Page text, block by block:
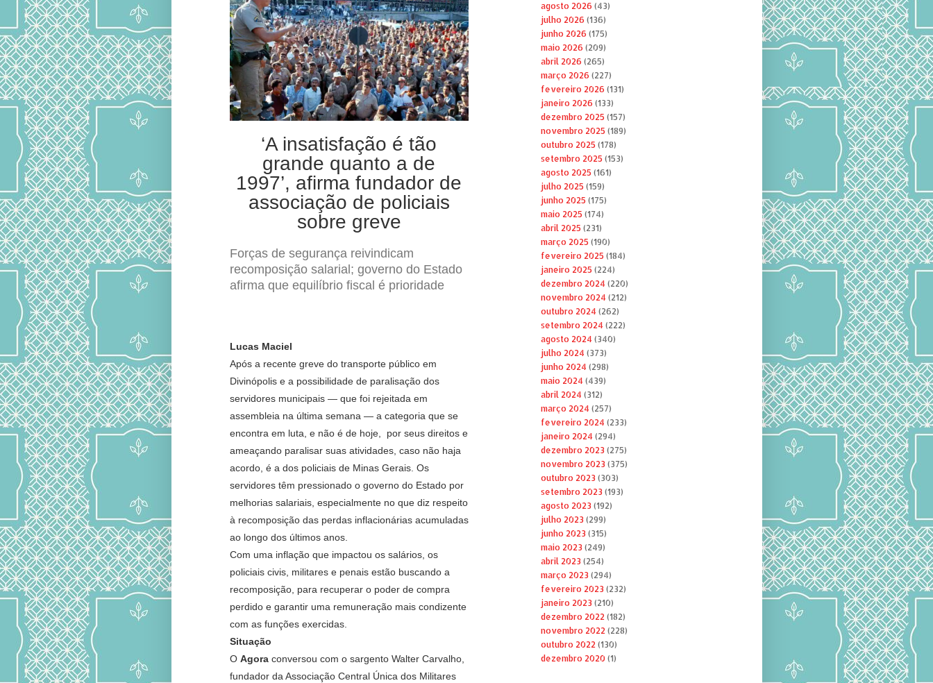
‘A insatisfação é tão
grande quanto a de
1997’, afirma fundador de
associação de policiais
sobre greve
Forças de segurança reivindicam
recomposição salarial; governo do Estado
afirma que equilíbrio fiscal é prioridade
Lucas Maciel
Após a recente greve do transporte público em
Divinópolis e a possibilidade de paralisação dos
servidores municipais — que foi rejeitada em
assembleia na última semana — a categoria que se
encontra em luta, e não é de hoje, por seus direitos e
ameaçando paralisar suas atividades, caso não haja
acordo, é a dos policiais de Minas Gerais. Os
servidores têm pressionado o governo do Estado por
melhorias salariais, especialmente no que diz respeito
à recomposição das perdas inflacionárias acumuladas
ao longo dos últimos anos.
Com uma inflação que impactou os salários, os
policiais civis, militares e penais estão buscando a
recomposição, para recuperar o poder de compra
perdido e garantir uma remuneração mais condizente
com as funções exercidas.
Situação
O Agora conversou com o sargento Walter Carvalho,
fundador da Associação Central Única dos Militares
agosto 2026 (43)
julho 2026 (136)
junho 2026 (175)
maio 2026 (209)
abril 2026 (265)
março 2026 (227)
fevereiro 2026 (131)
janeiro 2026 (133)
dezembro 2025 (157)
novembro 2025 (189)
outubro 2025 (178)
setembro 2025 (153)
agosto 2025 (161)
julho 2025 (159)
junho 2025 (175)
maio 2025 (174)
abril 2025 (231)
março 2025 (190)
fevereiro 2025 (184)
janeiro 2025 (224)
dezembro 2024 (220)
novembro 2024 (212)
outubro 2024 (262)
setembro 2024 (222)
agosto 2024 (340)
julho 2024 (373)
junho 2024 (298)
maio 2024 (439)
abril 2024 (312)
março 2024 (257)
fevereiro 2024 (233)
janeiro 2024 (294)
dezembro 2023(275)
novembro 2023(375)
outubro 2023(303)
setembro 2023(193)
agosto 2023(192)
julho 2023(299)
junho 2023(315)
maio 2023(249)
abril 2023(254)
março 2023(294)
fevereiro 2023(232)
janeiro 2023(210)
dezembro 2022(182)
novembro 2022(228)
outubro 2022(130)
dezembro 2020(1)